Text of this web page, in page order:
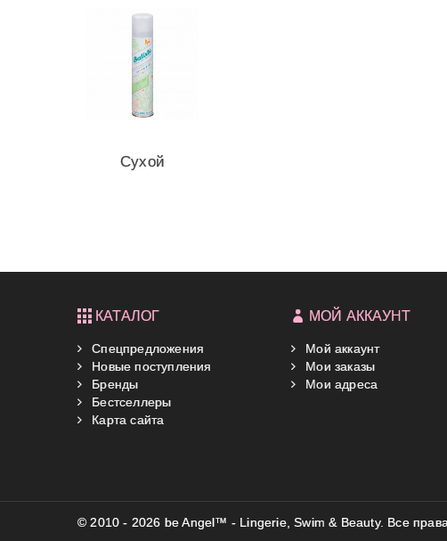
Сухой
КАТАЛОГ
Спецпредложения
Новые поступления
Бренды
Бестселлеры
Карта сайта
МОЙ АККАУНТ
Мой аккаунт
Мои заказы
Мои адреса
© 2010 - 2026 be Angel™ - Lingerie, Swim & Beauty. Все